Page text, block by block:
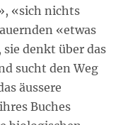
«sich nichts
«etwas
denkt über das
sucht den Weg
äussere
Buches